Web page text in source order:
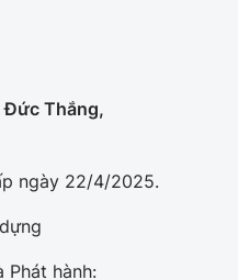
Đức Thắng,
ngày 22/4/2025.
Phát hành: